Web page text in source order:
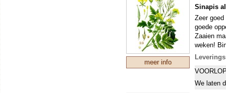
meer info
Sinapis
Zeer
goede
Zaaien
weken!
Uiteraard
zo'n
We laten